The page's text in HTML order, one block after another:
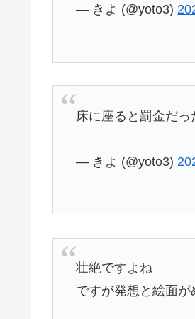
— きよ (@yoto3)
床に座ると罰金だっ
— きよ (@yoto3)
壮絶ですよね
ですが発想と絵面